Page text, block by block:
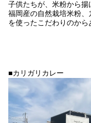
子供たちが、米粉から揚
福岡産の自然栽培米粉
を使ったこだわりのから
■カリガリカレー